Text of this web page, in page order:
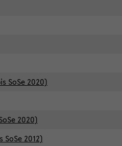
SoSe 2020)
2020)
2012)